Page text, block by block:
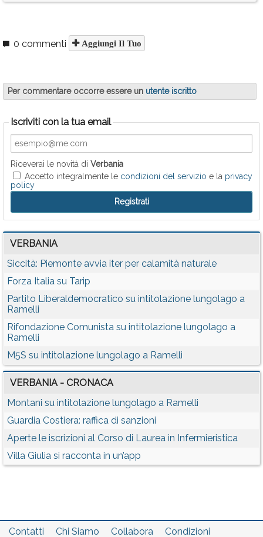
0 commenti Aggiungi Il Tuo
Per commentare occorre essere un utente iscritto
Iscriviti con la tua email
Riceverai le novità di Verbania
Accetto integralmente le condizioni del servizio e la privacy
policy
VERBANIA
Siccità: Piemonte avvia iter per calamità naturale
Forza Italia su Tarip
Partito Liberaldemocratico su intitolazione lungolago a
Ramelli
Rifondazione Comunista su intitolazione lungolago a
Ramelli
M5S su intitolazione lungolago a Ramelli
VERBANIA - CRONACA
Montani su intitolazione lungolago a Ramelli
Guardia Costiera: raffica di sanzioni
Aperte le iscrizioni al Corso di Laurea in Infermieristica
Villa Giulia si racconta in un’app
Contatti Chi Siamo Collabora Condizioni